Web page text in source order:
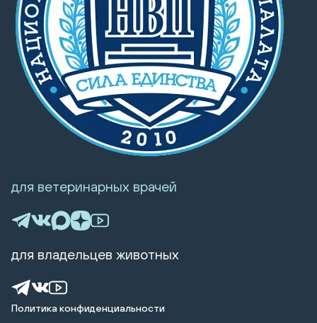
Политика конфиденциальности
для ветеринарных врачей
для владельцев животных